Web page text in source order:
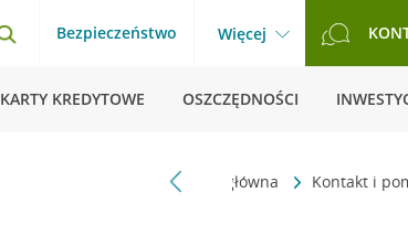
Bezpieczeństwo Więcej
KARTY KREDYTOWE OSZCZĘDNOŚCI
Strona główna Kontakt i